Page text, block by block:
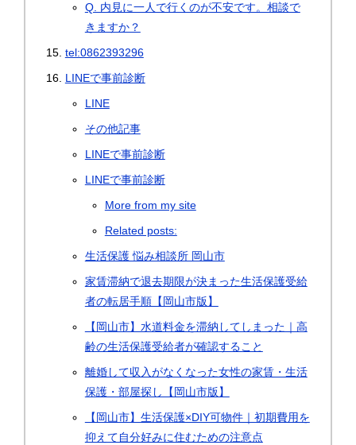
Q. 内見に一人で行くのが不安です。相談で
きますか？
tel:0862393296
LINEで事前診断
LINE
その他記事
LINEで事前診断
LINEで事前診断
More from my site
Related posts:
生活保護 悩み相談所 岡山市
家賃滞納で退去期限が決まった生活保護受給
者の転居手順【岡山市版】
【岡山市】水道料金を滞納してしまった｜高
齢の生活保護受給者が確認すること
離婚して収入がなくなった女性の家賃・生活
保護・部屋探し【岡山市版】
【岡山市】生活保護×DIY可物件｜初期費用を
抑えて自分好みに住むための注意点